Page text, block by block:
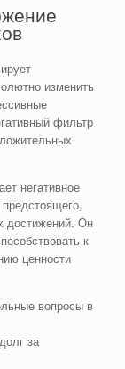
изменить
фильтр
негативное
достижений. Он
к
ценности
вопросы в
за